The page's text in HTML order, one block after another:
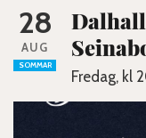
28
AUG
SOMMAR
Fredag, kl